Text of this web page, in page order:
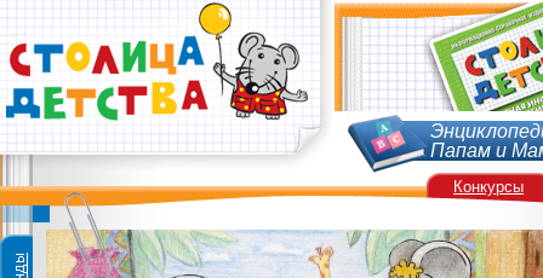
Папам и
Конкурсы